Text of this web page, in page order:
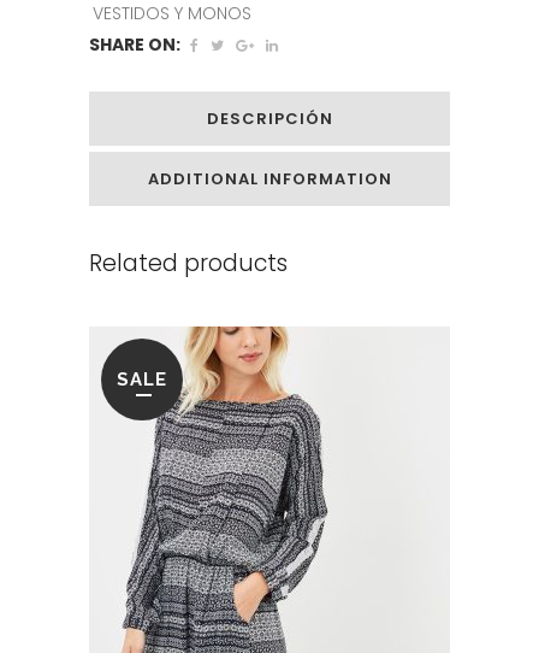
VESTIDOS Y MONOS
SHARE ON:
DESCRIPCIÓN
ADDITIONAL INFORMATION
Related products
SALE